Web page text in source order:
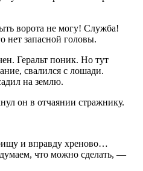
ворота не могу! Служба!
нет запасной головы.
Геральт поник. Но тут
свалился с лошади.
на землю.
он в отчаянии стражнику.
и вправду хреново…
что можно сделать, —